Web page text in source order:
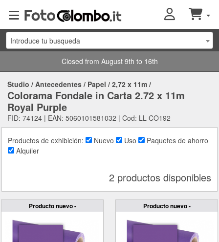
Introduce tu busqueda
Closed from August 9th to 16th
Studio / Antecedentes / Papel / 2,72 x 11m /
Colorama Fondale in Carta 2.72 x 11m
Royal Purple
FID: 74124 | EAN: 5060101581032 | Cod: LL CO192
Productos de exhibición: Nuevo Uso
Paquetes de ahorro
Alquiler
2 productos disponibles
Producto nuevo - Producto nuevo -